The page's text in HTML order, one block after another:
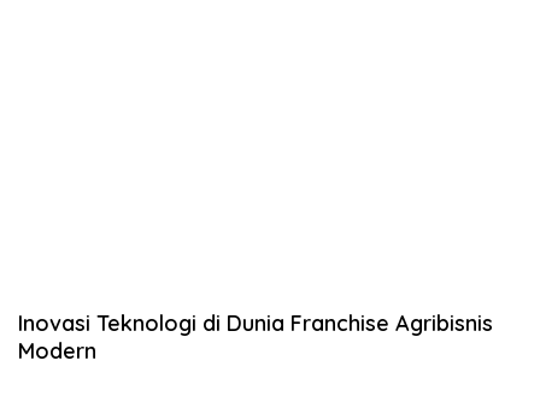
Inovasi Teknologi di Dunia Franchise Agribisnis
Modern